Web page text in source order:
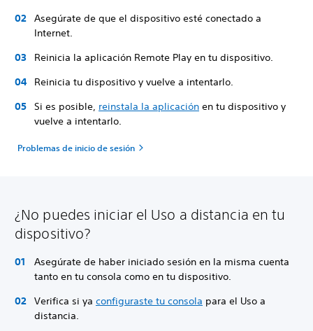
Asegúrate de que el dispositivo esté conectado a
Internet.
Reinicia la aplicación Remote Play en tu dispositivo.
Reinicia tu dispositivo y vuelve a intentarlo.
Si es posible, reinstala la aplicación en tu dispositivo y
vuelve a intentarlo.
Problemas de inicio de sesión
¿No puedes iniciar el Uso a distancia en tu
dispositivo?
Asegúrate de haber iniciado sesión en la misma cuenta
tanto en tu consola como en tu dispositivo.
Verifica si ya configuraste tu consola para el Uso a
distancia.